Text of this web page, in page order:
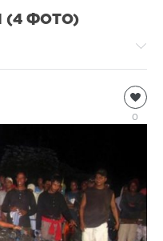
(4 ФОТО)
0